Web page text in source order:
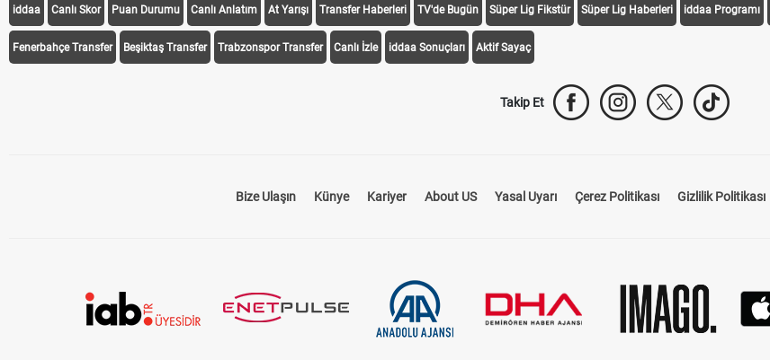
iddaa Canlı Skor Puan Durumu Canlı Anlatım At Yarışı Transfer Haberleri TV'de Bugün Süper Lig Fikstür Süper Lig Haberleri iddaa Programı
Fenerbahçe Transfer Beşiktaş Transfer Trabzonspor Transfer Canlı İzle iddaa Sonuçları Aktif Sayaç
Takip Et
Bize Ulaşın Künye Kariyer About US Yasal Uyarı Çerez Politikası Gizlilik Politikası